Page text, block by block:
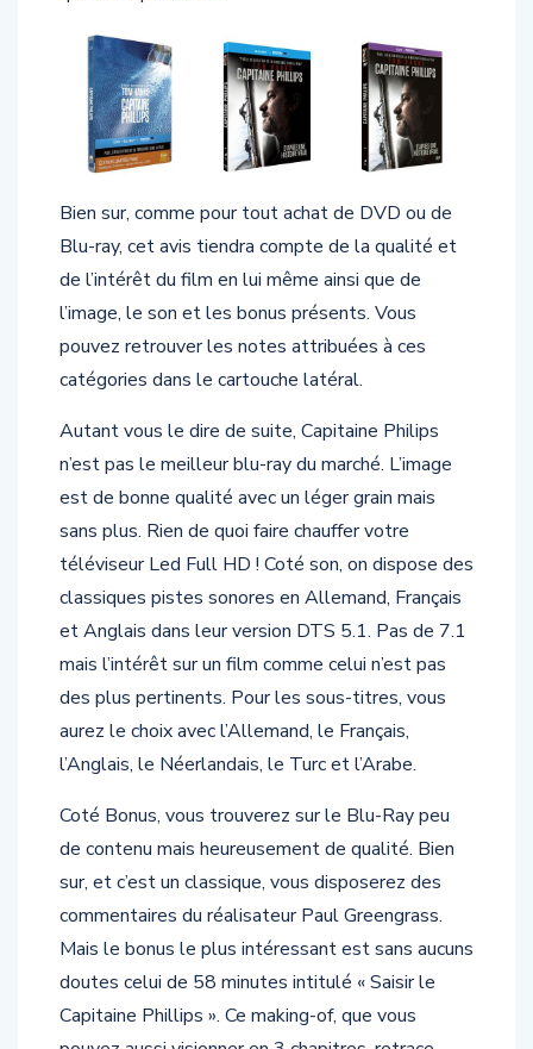
Bien sur, comme pour tout achat de DVD ou de
Blu-ray, cet avis tiendra compte de la qualité et
de l’intérêt du film en lui même ainsi que de
l’image, le son et les bonus présents. Vous
pouvez retrouver les notes attribuées à ces
Autant vous le dire de suite, Capitaine Philips
n’est pas le meilleur blu-ray du marché. L’image
est de bonne qualité avec un léger grain mais
sans plus. Rien de quoi faire chauffer votre
téléviseur Led Full HD ! Coté son, on dispose des
classiques pistes sonores en Allemand, Français
et Anglais dans leur version DTS 5.1. Pas de 7.1
mais l’intérêt sur un film comme celui n’est pas
des plus pertinents. Pour les sous-titres, vous
aurez le choix avec l’Allemand, le Français,
Coté Bonus, vous trouverez sur le Blu-Ray peu
de contenu mais heureusement de qualité. Bien
sur, et c’est un classique, vous disposerez des
commentaires du réalisateur Paul Greengrass.
Mais le bonus le plus intéressant est sans aucuns
doutes celui de 58 minutes intitulé « Saisir le
Capitaine Phillips ». Ce making-of, que vous